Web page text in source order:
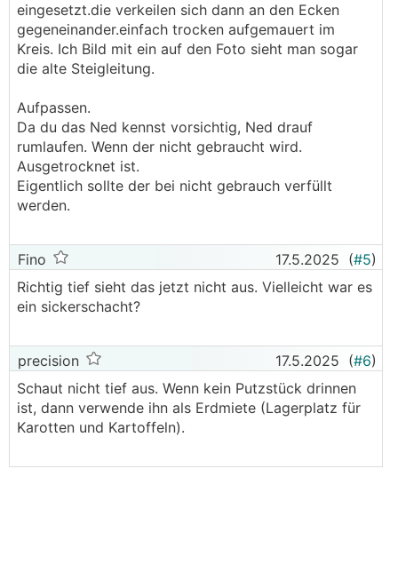
eingesetzt.die verkeilen sich dann an den Ecken
gegeneinander.einfach trocken aufgemauert im
Kreis. Ich Bild mit ein auf den Foto sieht man sogar
die alte Steigleitung.
Aufpassen.
Da du das Ned kennst vorsichtig, Ned drauf
rumlaufen. Wenn der nicht gebraucht wird.
Ausgetrocknet ist.
Eigentlich sollte der bei nicht gebrauch verfüllt
werden.
Fino 17.5.2025 (#5)
Richtig tief sieht das jetzt nicht aus. Vielleicht war es
ein sickerschacht?
precision 17.5.2025 (#6)
Schaut nicht tief aus. Wenn kein Putzstück drinnen
ist, dann verwende ihn als Erdmiete (Lagerplatz für
Karotten und Kartoffeln).